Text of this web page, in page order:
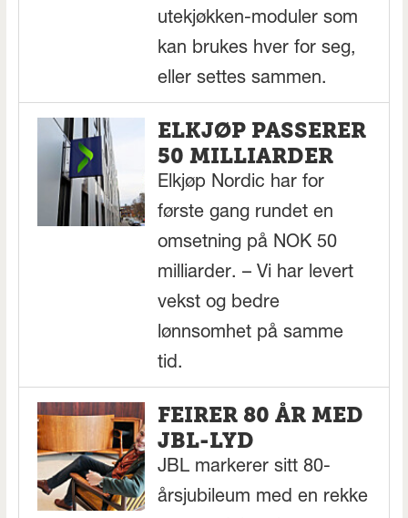
utekjøkken-moduler som
kan brukes hver for seg,
eller settes sammen.
ELKJØP PASSERER
50 MILLIARDER
Elkjøp Nordic har for
første gang rundet en
omsetning på NOK 50
milliarder. – Vi har levert
vekst og bedre
lønnsomhet på samme
tid.
FEIRER 80 ÅR MED
JBL-LYD
JBL markerer sitt 80-
årsjubileum med en rekke